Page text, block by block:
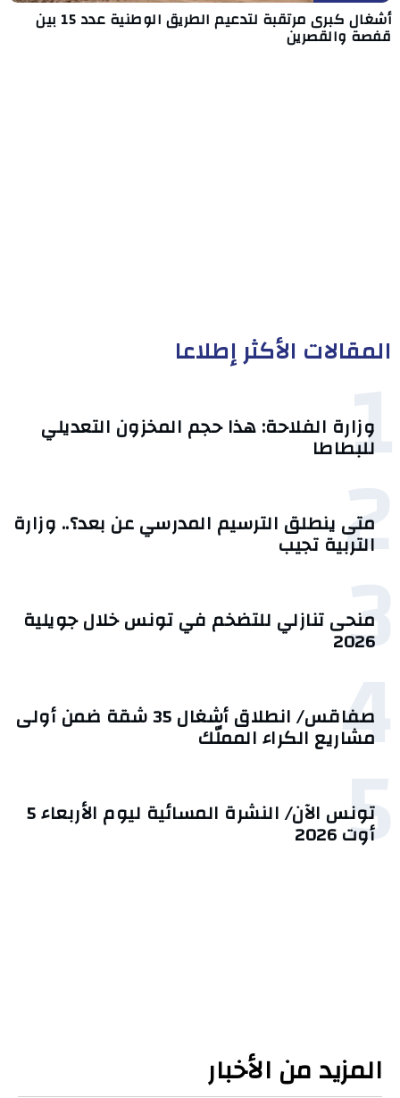
أشغال كبرى مرتقبة لتدعيم الطريق الوطنية عدد 15 بين
قفصة والقصرين
المقالات الأكثر إطلاعا
1
وزارة الفلاحة: هذا حجم المخزون التعديلي
للبطاطا
2
متى ينطلق الترسيم المدرسي عن بعد؟.. وزارة
التربية تجيب
3 منحى تنازلي ‎للتضخم في تونس خلال جويلية
2026‎
4 صفاقس/ انطلاق أشغال 35 شقة ضمن أولى
مشاريع الكراء المملّك
5 تونس الآن/ النشرة المسائية ليوم الأربعاء 5
أوت 2026
المزيد من الأخبار